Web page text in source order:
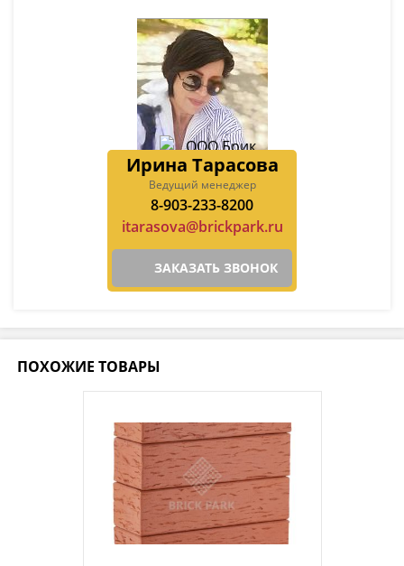
Ирина Тарасова
Ведущий менеджер
8-903-233-8200
itarasova@brickpark.ru
ЗАКАЗАТЬ ЗВОНОК
ПОХОЖИЕ ТОВАРЫ